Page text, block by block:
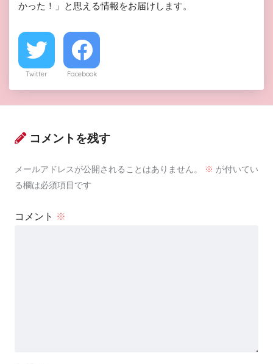
かった！」と思える情報をお届けします。
Twitter Facebook
コメントを残す
メールアドレスが公開されることはありません。 ※ が付いてい
る欄は必須項目です
コメント ※